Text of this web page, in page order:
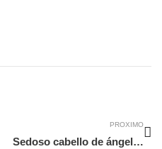
PROXIMO
Sedoso cabello de ángel…